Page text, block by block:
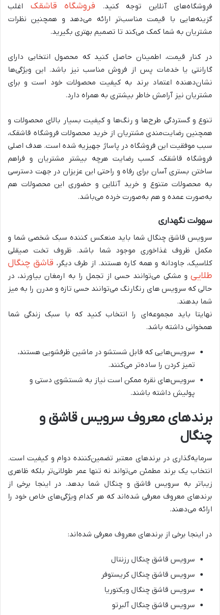
فروشگاه‌های آنلاین توجه کنید. فروشگاه قاشقک اغلب
گزینه‌هایی با قیمت مناسب‌تر ارائه می‌دهد و همچنین نظرات
مشتریان به شما کمک می‌کند تا تصمیم بهتری بگیرید.
در کنار قیمت، اطمینان حاصل کنید که محصول انتخابی دارای
گارانتی یا خدمات پس از فروش مناسب نیز باشد. این ویژگی‌ها
نشان‌دهنده اعتماد برند به کیفیت محصولات خود است و برای
مشتریان نیز آرامش خاطر بیشتری به همراه دارد.
تنوع و گستردگی طرح‌ها و رنگ‌ها و کیفیت بسیار بالای محصولات و
همچنین رضایت‌مندی مشتریان از خرید محصولات فروشگاه قاشقک،
سبب موفقیت این فروشگاه در پاساژ جهیزیه شده است. هدف اصلی
فروشگاه قاشقک، کسب رضایت هرچه بیشتر مشتریان و فراهم
ساختن بستری آسان برای رفاه و راحتی این عزیزان در جهت دسترسی
به محصولات متنوع و خرید آنلاین و حضوری این محصولات هم
به‌صورت عمده و هم به‌صورت خرده می‌باشد.
سهولت نگهداری
سرویس قاشق چنگال شما باید منعکس کننده سبک شخصی شما و
مکمل ظروف غذاخوری موجود شما باشد. ظروف تخت صیقلی
کلاسیک، جاودانه و همه کاره هستند. از طرف دیگر، قاشق چنگال‌
طلایی و مشکی می‌توانند حسی از تجمل را به ارمغان بیاورند، در
حالی که سرویس های رنگارنگ می‌توانند حسی تازه و مدرن را به میز
شما بدهند.
نهایتا باید مجموعه‌ای را انتخاب کنید که با سبک زندگی شما
همخوانی داشته باشد.
سرویس‌هایی که قابل شستشو در ماشین ظرفشویی هستند،
تمیز کردن را ساده‌تر می‌کنند.
سرویس‌های نقره ممکن است نیاز به شستشوی دستی و
پولیش داشته باشند.
برندهای معروف سرویس قاشق و
چنگال
سرمایه‌گذاری در برندهای معتبر تضمین‌کننده دوام و کیفیت است.
انتخاب یک برند مطمئن می‌تواند نه تنها عمر طولانی‌تر بلکه ظاهری
زیباتر به سرویس قاشق و چنگال شما بدهد. در اینجا برخی از
برندهای معروف معرفی شده‌اند که هر کدام ویژگی‌های خاص خود را
ارائه می‌دهند.
در اینجا برخی از برندهای معروف معرفی شده‌اند:
سرویس قاشق چنگال رزنتال
سرویس قاشق چنگال کریستوفر
سرویس قاشق چنگال ویکتوریا
سرویس قاشق چنگال آلبرتو